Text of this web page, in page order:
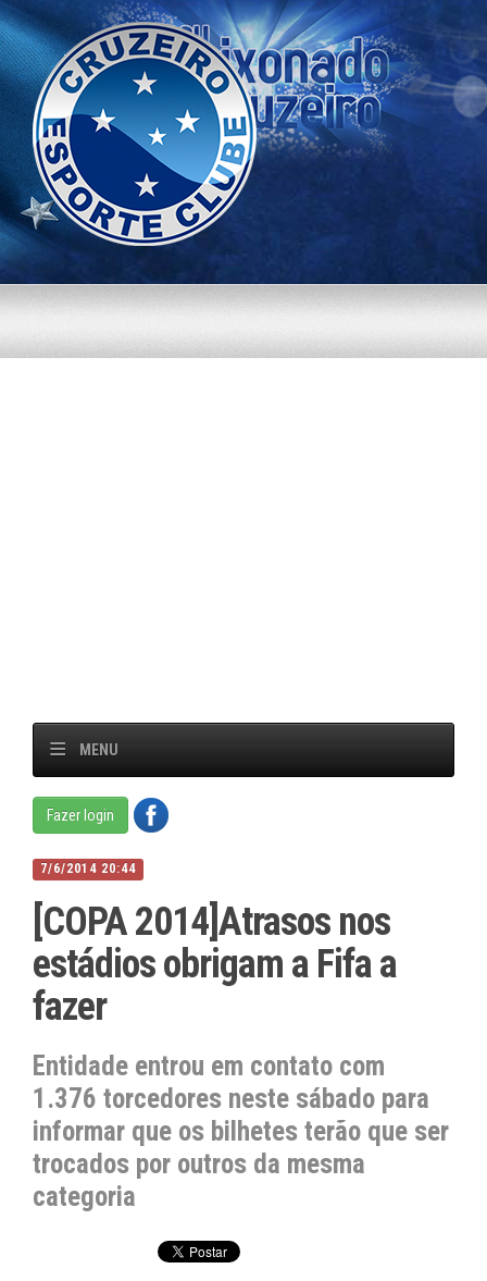
MENU
Fazer login
7/6/2014 20:44
[COPA 2014]Atrasos nos
estádios obrigam a Fifa a
fazer
Entidade entrou em contato com
1.376 torcedores neste sábado para
informar que os bilhetes terão que ser
trocados por outros da mesma
categoria